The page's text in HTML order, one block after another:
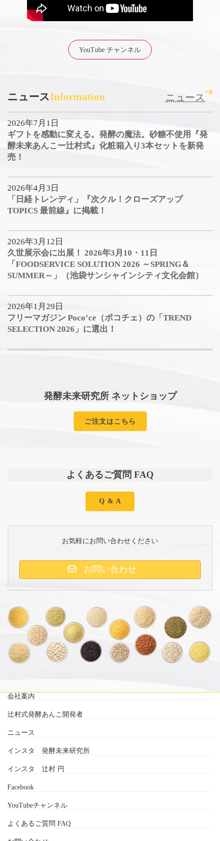
YouTube チャンネル
ニュースInformation ニュース
2026年7月1日
ギフトを感動に変える。発酵の魔法。砂糖不使用『発
酵未来あんこー辻村式』化粧箱入り3本セットを新発
売！
2026年4月3日
「日経トレンディ」『次クル！クローズアップ
TOPICS 最前線』に掲載！
2026年3月12日
久世展示会に出展！ 2026年3月10・11日
「FOODSERVICE SOLUTION 2026 ～SPRING＆
SUMMER～」（池袋サンシャインシティ文化会館）
2026年1月29日
フリーマガジン Poco’ce（ポコチェ）の「TREND
SELECTION 2026」に選出！
発酵未来研究所 ネットショップ
ご注文はこちら
よくあるご質問 FAQ
Q & A
お気軽にお問い合わせください
お問い合わせ
会社案内
辻村式発酵あんこ開発者
ニュース
インスタ 発酵未来研究所
インスタ 辻村 円
Facebook
YouTubeチャンネル
よくあるご質問 FAQ